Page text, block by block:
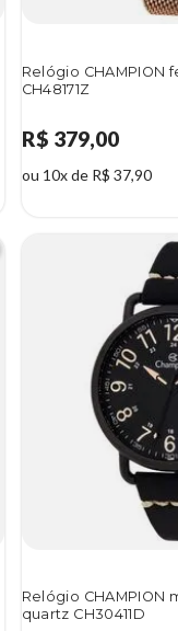
Relógio CHAMPION
CH48171Z
R$ 379,00
ou 10x de R$ 37,90
Relógio CHAMPION
quartz CH30411D